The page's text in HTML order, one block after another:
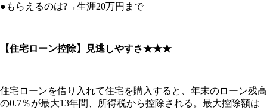
●もらえるのは?→生涯20万円まで
【住宅ローン控除】見逃しやすさ★★★
住宅ローンを借り入れて住宅を購入すると、年末のローン残高
の0.7％が最大13年間、所得税から控除される。最大控除額は